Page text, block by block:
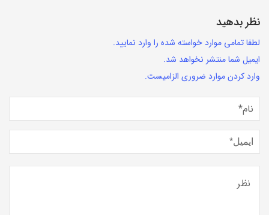
نظر بدهید
لطفا تمامی موارد خواسته شده را وارد نمایید.
ایمیل شما منتشر نخواهد شد.
وارد کردن موارد ضروری الزامیست.